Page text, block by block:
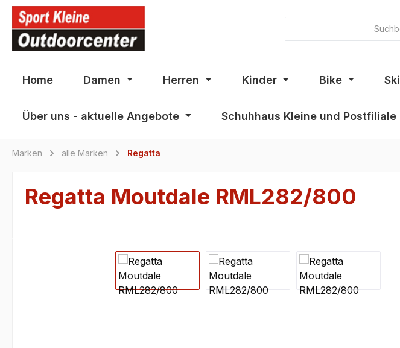
Zur Hauptnavigation springen
Home Damen Herren Kinder Bike Ski
Über uns - aktuelle Angebote Schuhhaus Kleine und Postfiliale
Marken alle Marken Regatta
Regatta Moutdale RML282/800
Bildergalerie überspringen